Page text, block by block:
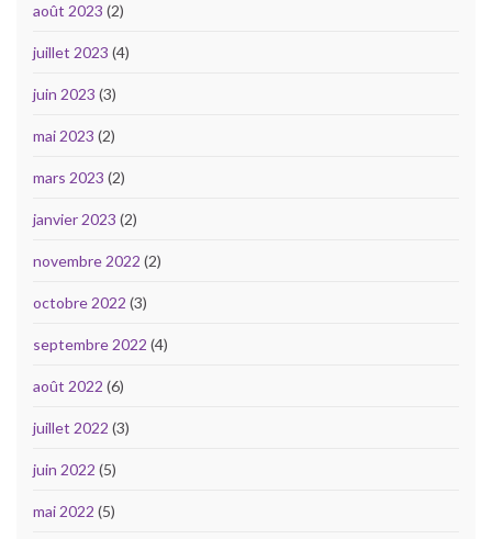
août 2023 (2)
juillet 2023 (4)
juin 2023 (3)
mai 2023 (2)
mars 2023 (2)
janvier 2023 (2)
novembre 2022 (2)
octobre 2022 (3)
septembre 2022 (4)
août 2022 (6)
juillet 2022 (3)
juin 2022 (5)
mai 2022 (5)